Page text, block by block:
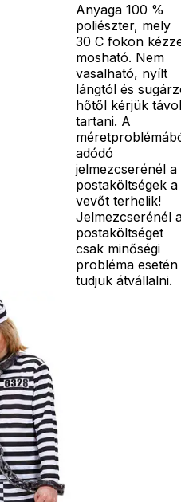
Egyéb
Anyaga 100 %
poliészter, mely
30 C fokon
mosható. Nem
vasalható, nyílt
lángtól és
hőtől kérjük távol
tartani. A
adódó
jelmezcserénél a
postaköltségek a
vevőt terhelik!
Jelmezcserénél
postaköltséget
csak minőségi
probléma esetén
tudjuk átvállalni.